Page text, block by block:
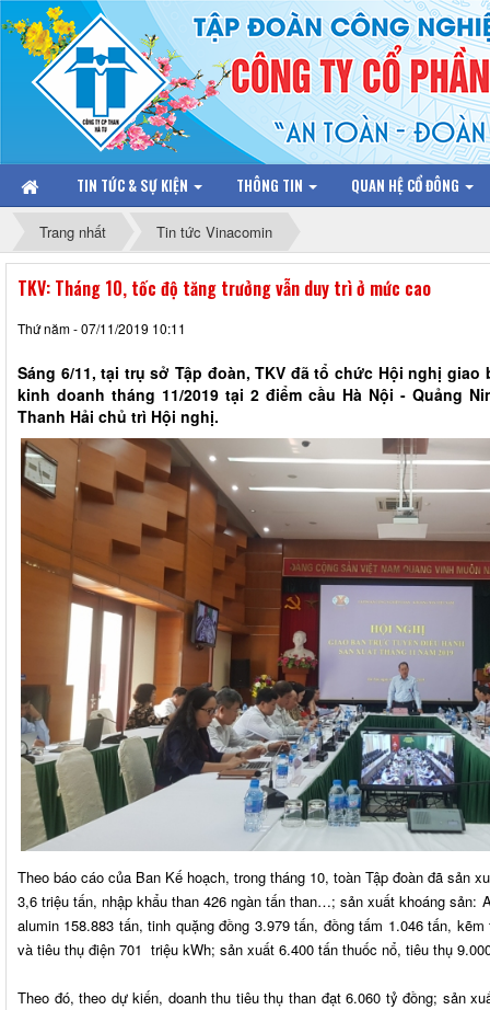
TIN TỨC & SỰ KIỆN THÔNG TIN QUAN HỆ CỔ ĐÔNG
Trang nhất Tin tức Vinacomin
TKV: Tháng 10, tốc độ tăng trưởng vẫn duy trì ở mức cao
Thứ năm - 07/11/2019 10:11
Sáng 6/11, tại trụ sở Tập đoàn, TKV đã tổ chức Hội nghị
kinh doanh tháng 11/2019 tại 2 điểm cầu Hà Nội - Quảng
Thanh Hải chủ trì Hội nghị.
Theo báo cáo của Ban Kế hoạch, trong tháng 10, toàn Tập đoàn đã sản
3,6 triệu tấn, nhập khẩu than 426 ngàn tấn than…; sản xuất khoáng sản:
alumin 158.883 tấn, tinh quặng đồng 3.979 tấn, đồng tấm 1.046 tấn,
và tiêu thụ điện 701 triệu kWh; sản xuất 6.400 tấn thuốc nổ, tiêu thụ
Theo đó, theo dự kiến, doanh thu tiêu thụ than đạt 6.060 tỷ đồng; sản